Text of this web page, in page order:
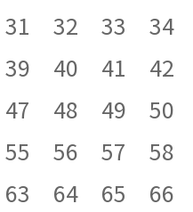
31 32 33
34
39 40 41
42
47 48 49
50
55 56 57
58
63 64 65
66